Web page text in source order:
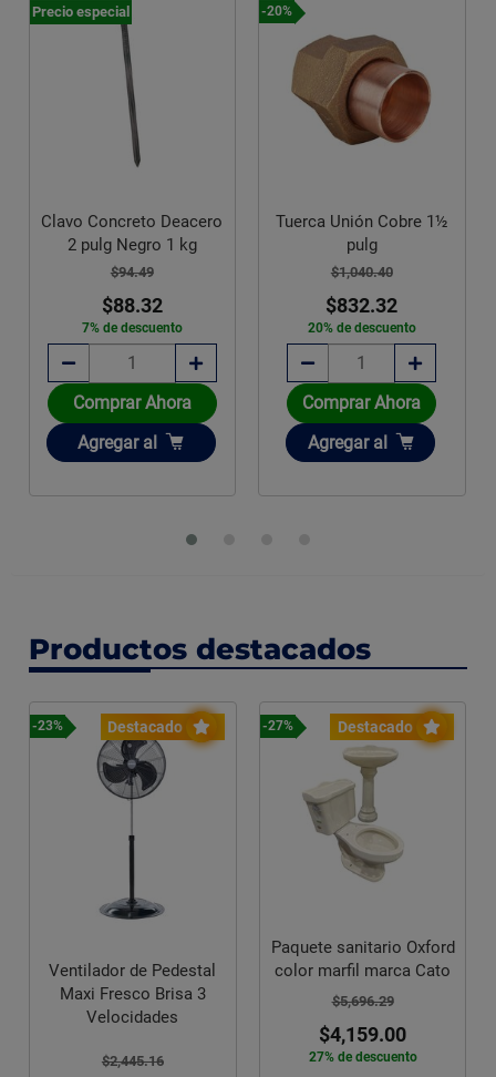
Precio especial
Clavo Concreto Deacero
2 pulg Negro 1 kg
$94.49
$88.32
7% de descuento
Comprar Ahora
Añadir
Agregar al
-20%
Tuerca Unión Cobre 1½
pulg
$1,040.40
$832.32
20% de descuento
Comprar Ahora
Añadir
Agregar al
Productos destacados
Destacado
-23%
Ventilador de Pedestal
Maxi Fresco Brisa 3
Velocidades
$2,445.16
Destacado
-27%
Paquete sanitario Oxford
color marfil marca Cato
$5,696.29
$4,159.00
27% de descuento